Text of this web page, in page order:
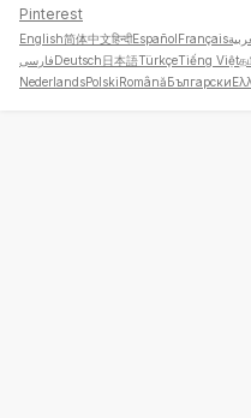
Pinterest
English简体中文हिन्दीEspañolFrançais
فارسیDeutsch日本語TürkçeTiếng Việt
NederlandsPolskiRomânăБългарски